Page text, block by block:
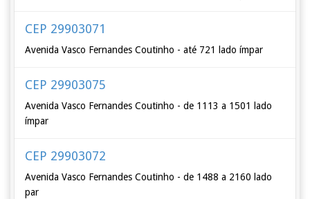
CEP 29903071
Avenida Vasco Fernandes Coutinho - até 721 lado ímpar
CEP 29903075
Avenida Vasco Fernandes Coutinho - de 1113 a 1501 lado
ímpar
CEP 29903072
Avenida Vasco Fernandes Coutinho - de 1488 a 2160 lado
par